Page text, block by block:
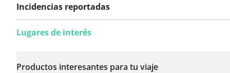
Incidencias reportadas
reportado incidencias
Lugares de interés
Productos interesantes para tu viaje